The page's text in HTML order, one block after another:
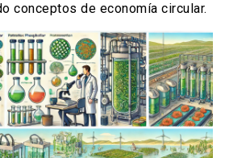
conceptos de economía circular.